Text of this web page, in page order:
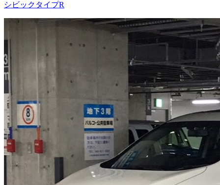
シビックタイプR